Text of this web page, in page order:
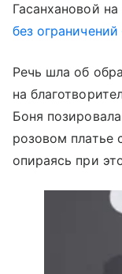
Гасанхановой на
без
Речь шла об
на
Боня
розовом
опираясь при